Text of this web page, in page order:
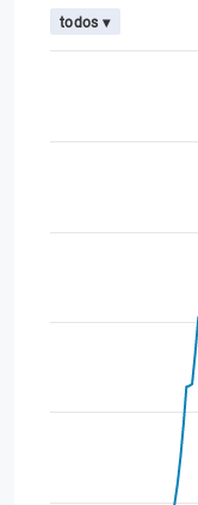
todos ▾